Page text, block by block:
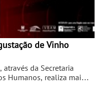
de Vinho
da Secretaria
Humanos, realiza mais
sexta-feira, dia 20